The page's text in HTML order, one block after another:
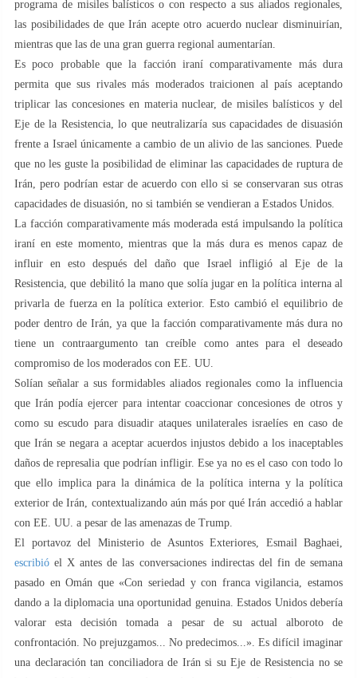
programa de misiles balísticos o con respecto a sus aliados regionales,
las posibilidades de que Irán acepte otro acuerdo nuclear disminuirían,
mientras que las de una gran guerra regional aumentarían.
Es poco probable que la facción iraní comparativamente más dura
permita que sus rivales más moderados traicionen al país aceptando
triplicar las concesiones en materia nuclear, de misiles balísticos y del
Eje de la Resistencia, lo que neutralizaría sus capacidades de disuasión
frente a Israel únicamente a cambio de un alivio de las sanciones. Puede
que no les guste la posibilidad de eliminar las capacidades de ruptura de
Irán, pero podrían estar de acuerdo con ello si se conservaran sus otras
capacidades de disuasión, no si también se vendieran a Estados Unidos.
La facción comparativamente más moderada está impulsando la política
iraní en este momento, mientras que la más dura es menos capaz de
influir en esto después del daño que Israel infligió al Eje de la
Resistencia, que debilitó la mano que solía jugar en la política interna al
privarla de fuerza en la política exterior. Esto cambió el equilibrio de
poder dentro de Irán, ya que la facción comparativamente más dura no
tiene un contraargumento tan creíble como antes para el deseado
compromiso de los moderados con EE. UU.
Solían señalar a sus formidables aliados regionales como la influencia
que Irán podía ejercer para intentar coaccionar concesiones de otros y
como su escudo para disuadir ataques unilaterales israelíes en caso de
que Irán se negara a aceptar acuerdos injustos debido a los inaceptables
daños de represalia que podrían infligir. Ese ya no es el caso con todo lo
que ello implica para la dinámica de la política interna y la política
exterior de Irán, contextualizando aún más por qué Irán accedió a hablar
con EE. UU. a pesar de las amenazas de Trump.
El portavoz del Ministerio de Asuntos Exteriores, Esmail Baghaei,
escribió el X antes de las conversaciones indirectas del fin de semana
pasado en Omán que «Con seriedad y con franca vigilancia, estamos
dando a la diplomacia una oportunidad genuina. Estados Unidos debería
valorar esta decisión tomada a pesar de su actual alboroto de
confrontación. No prejuzgamos... No predecimos...». Es difícil imaginar
una declaración tan conciliadora de Irán si su Eje de Resistencia no se